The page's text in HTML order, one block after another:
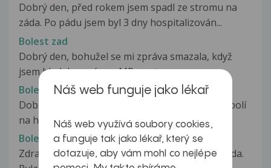
Dobrý den, před rokem jsem spadl ze stromu na
záda. Po pádu jsem byl 3 dny hospitalizován...
Bolest zad
Dobrý den, bohužel se mi zpráva smazala, když
jsem hledala zprávu z MR, proto...
Bolest zad
Dobrý den, nevím čím začít :) více jak týden mě bolí
na hrudi a levá ruka......
Bolest zad
Zdravím, už jsme si psali na téma, že mě bolí záda.
Náš web funguje jako lékař
Náš web využívá soubory cookies,
a funguje tak jako lékař, který se
dotazuje, aby vám mohl co nejlépe